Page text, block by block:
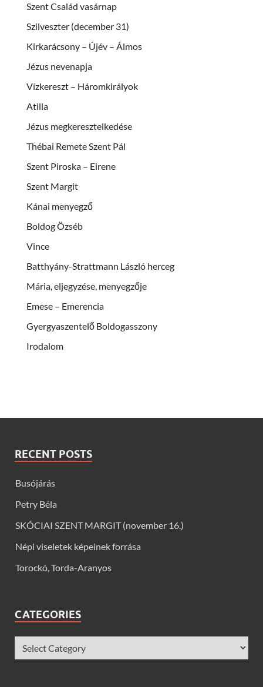
Szent Család vasárnap
Szilveszter (december 31)
Kirkarácsony – Újév – Álmos
Jézus nevenapja
Vízkereszt – Háromkirályok
Atilla
Jézus megkeresztelkedése
Thébai Remete Szent Pál
Szent Piroska – Eirene
Szent Margit
Kánai menyegző
Boldog Özséb
Vince
Batthyány-Strattmann László herceg
Mária, eljegyzése, menyegzője
Emese – Emerencia
Gyergyaszentelő Boldogasszony
Irodalom
RECENT POSTS
Busójárás
Petry Béla
SKÓCIAI SZENT MARGIT (november 16.)
Népi viseletek képeinek forrása
Torockó, Torda-Aranyos
CATEGORIES